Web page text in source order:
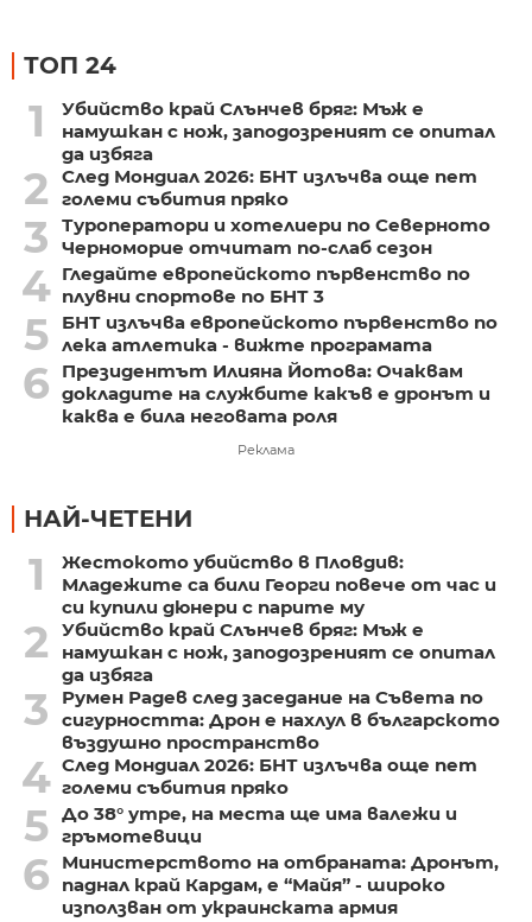
ТОП 24
1
Убийство край Слънчев бряг: Мъж е
намушкан с нож, заподозреният се опитал
да избяга
2
След Мондиал 2026: БНТ излъчва още пет
големи събития пряко
3
Туроператори и хотелиери по Северното
Черноморие отчитат по-слаб сезон
4 Гледайте европейското първенство по
плувни спортове по БНТ 3
5
БНТ излъчва европейското първенство по
лека атлетика - вижте програмата
6
Президентът Илияна Йотова: Очаквам
докладите на службите какъв е дронът и
каква е била неговата роля
Реклама
НАЙ-ЧЕТЕНИ
1
Жестокото убийство в Пловдив:
Младежите са били Георги повече от час и
си купили дюнери с парите му
2
Убийство край Слънчев бряг: Мъж е
намушкан с нож, заподозреният се опитал
да избяга
3
Румен Радев след заседание на Съвета по
сигурността: Дрон е нахлул в българското
въздушно пространство
4 След Мондиал 2026: БНТ излъчва още пет
големи събития пряко
5 До 38° утре, на места ще има валежи и
гръмотевици
6
Министерството на отбраната: Дронът,
паднал край Кардам, е “Майя” - широко
използван от украинската армия